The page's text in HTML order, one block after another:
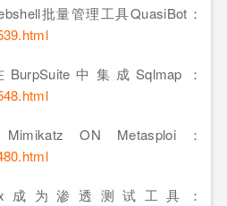
批量管理工具QuasiBot：
中集成Sqlmap：
ON Metasploi：
成为渗透测试工具：